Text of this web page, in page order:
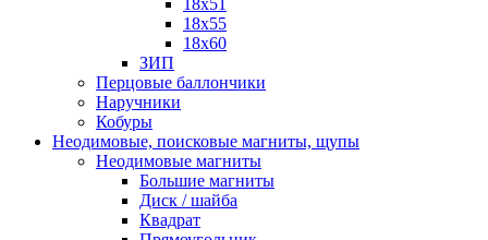
18х55
18х60
ЗИП
Перцовые баллончики
Наручники
Кобуры
Неодимовые, поисковые магниты, щупы
Неодимовые магниты
Большие магниты
Диск / шайба
Квадрат